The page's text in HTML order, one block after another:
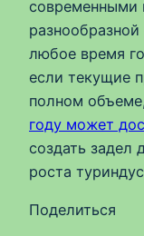
современными
любое время
если текущие
полном
году может
создать задел
роста
Поделиться